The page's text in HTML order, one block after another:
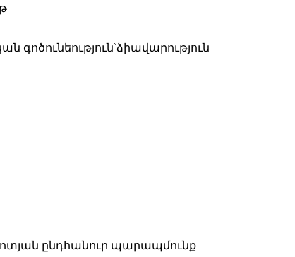
գոծունեություն`ձիավարություն
ընդհանուր պարապմունք